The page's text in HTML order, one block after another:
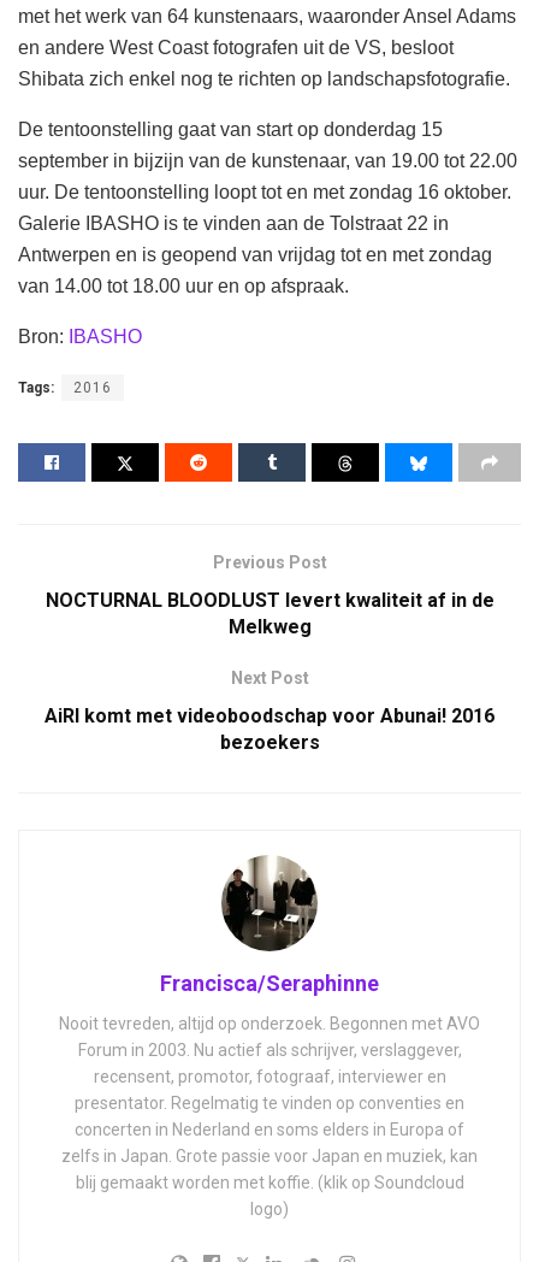
met het werk van 64 kunstenaars, waaronder Ansel Adams
en andere West Coast fotografen uit de VS, besloot
Shibata zich enkel nog te richten op landschapsfotografie.
De tentoonstelling gaat van start op donderdag 15
september in bijzijn van de kunstenaar, van 19.00 tot 22.00
uur. De tentoonstelling loopt tot en met zondag 16 oktober.
Galerie IBASHO is te vinden aan de Tolstraat 22 in
Antwerpen en is geopend van vrijdag tot en met zondag
van 14.00 tot 18.00 uur en op afspraak.
Bron: IBASHO
Tags: 2016
Previous Post
NOCTURNAL BLOODLUST levert kwaliteit af in de
Melkweg
Next Post
AiRI komt met videoboodschap voor Abunai! 2016
bezoekers
Francisca/Seraphinne
Nooit tevreden, altijd op onderzoek. Begonnen met AVO
Forum in 2003. Nu actief als schrijver, verslaggever,
recensent, promotor, fotograaf, interviewer en
presentator. Regelmatig te vinden op conventies en
concerten in Nederland en soms elders in Europa of
zelfs in Japan. Grote passie voor Japan en muziek, kan
blij gemaakt worden met koffie. (klik op Soundcloud
logo)